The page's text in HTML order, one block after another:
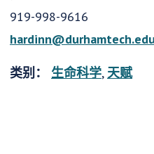
919-998-9616
类别： 生命科学, 天赋